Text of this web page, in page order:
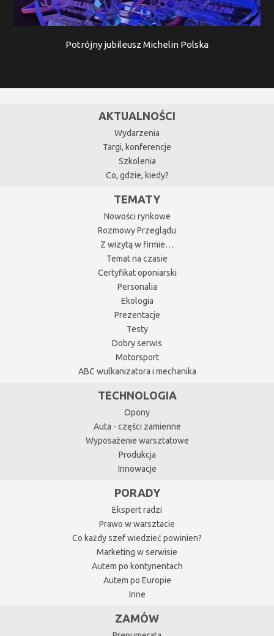
Potrójny jubileusz Michelin Polska
AKTUALNOŚCI
Wydarzenia
Targi, konferencje
Szkolenia
Co, gdzie, kiedy?
TEMATY
Nowości rynkowe
Rozmowy Przeglądu
Z wizytą w firmie…
Temat na czasie
Certyfikat oponiarski
Personalia
Ekologia
Prezentacje
Testy
Dobry serwis
Motorsport
ABC wulkanizatora i mechanika
TECHNOLOGIA
Opony
Auta - części zamienne
Wyposażenie warsztatowe
Produkcja
Innowacje
PORADY
Ekspert radzi
Prawo w warsztacie
Co każdy szef wiedzieć powinien?
Marketing w serwisie
Autem po kontynentach
Autem po Europie
Inne
ZAMÓW